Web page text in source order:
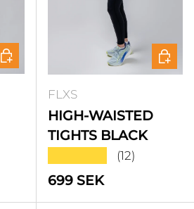
Välj alternativ
FLXS
HIGH-WAISTED
TIGHTS BLACK
(12)
Standardpris
699 SEK
Välj